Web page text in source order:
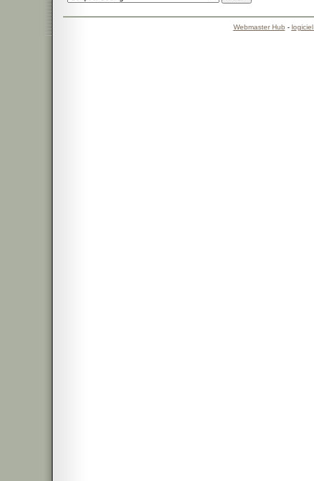
Webmaster Hub -